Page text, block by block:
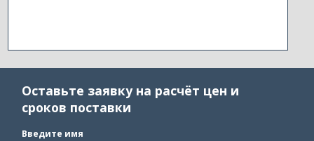
Оставьте заявку на расчёт цен и
сроков поставки
Введите имя